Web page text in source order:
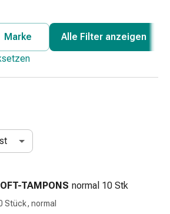
Marke
Alle Filter anzeigen
TAMPONS normal 10 Stk
Stück, normal